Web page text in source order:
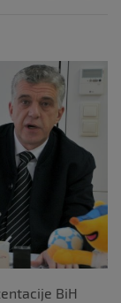
e
b
o
o
BiH